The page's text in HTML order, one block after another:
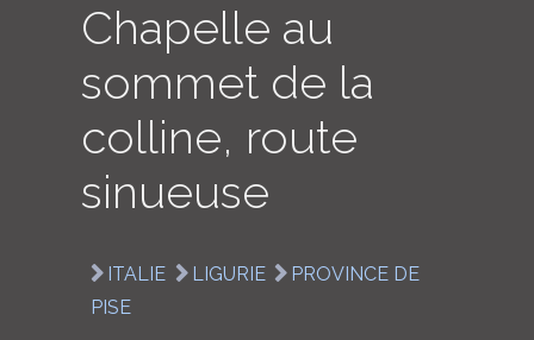
ENGLISH
Chapelle au
sommet de la
colline, route
sinueuse
ITALIE LIGURIE
PROVINCE DE
PISE